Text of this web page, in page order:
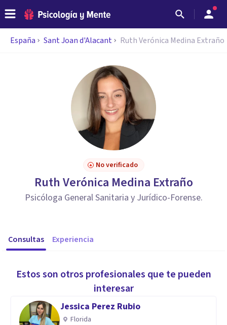
España Sant Joan d'Alacant Ruth Verónica Medina Extraño
No verificado
Ruth Verónica Medina Extraño
Psicóloga General Sanitaria y Jurídico-Forense.
Consultas Experiencia
Estos son otros profesionales que te pueden
interesar
Jessica Perez Rubio
Florida